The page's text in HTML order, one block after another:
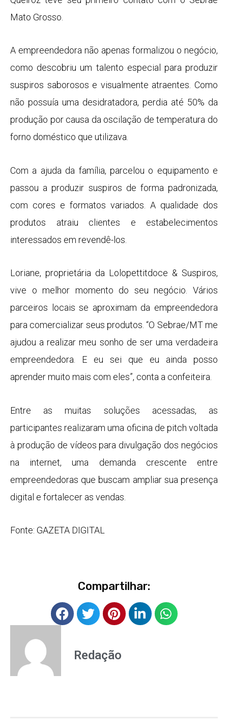
Mato Grosso.
A empreendedora não apenas formalizou o negócio,
como descobriu um talento especial para produzir
suspiros saborosos e visualmente atraentes. Como
não possuía uma desidratadora, perdia até 50% da
produção por causa da oscilação de temperatura do
forno doméstico que utilizava.
Com a ajuda da família, parcelou o equipamento e
passou a produzir suspiros de forma padronizada,
com cores e formatos variados. A qualidade dos
produtos atraiu clientes e estabelecimentos
interessados em revendê-los.
Loriane, proprietária da Lolopettitdoce & Suspiros,
vive o melhor momento do seu negócio. Vários
parceiros locais se aproximam da empreendedora
para comercializar seus produtos. “O Sebrae/MT me
ajudou a realizar meu sonho de ser uma verdadeira
empreendedora. E eu sei que eu ainda posso
aprender muito mais com eles”, conta a confeiteira.
Entre as muitas soluções acessadas, as
participantes realizaram uma oficina de pitch voltada
à produção de vídeos para divulgação dos negócios
na internet, uma demanda crescente entre
empreendedoras que buscam ampliar sua presença
digital e fortalecer as vendas.
Fonte: GAZETA DIGITAL
Compartilhar:
Redação